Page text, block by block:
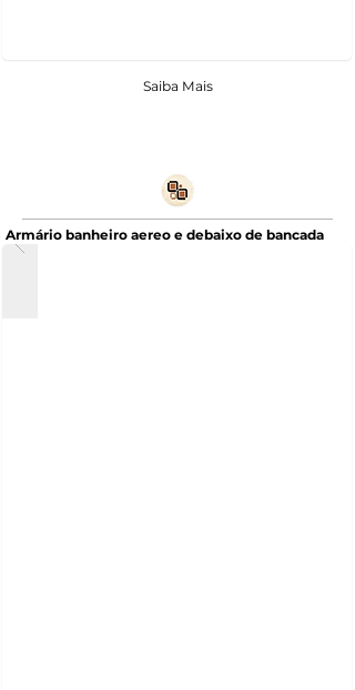
Saiba Mais
Armário banheiro aereo e debaixo de bancada